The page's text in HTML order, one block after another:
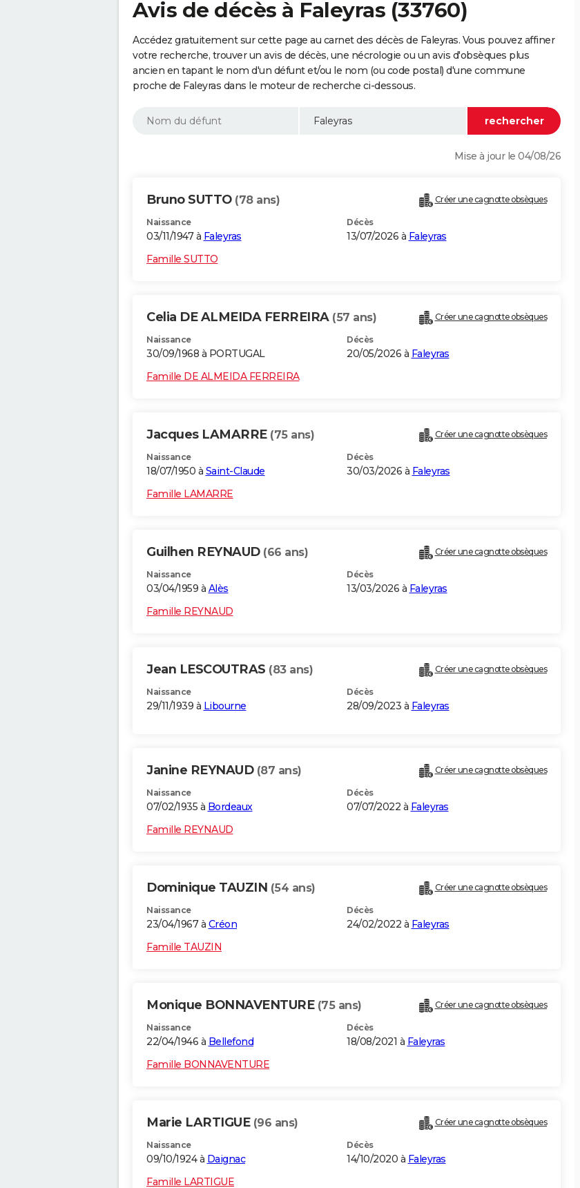
Avis de décès à Faleyras (33760)
Accédez gratuitement sur cette page au carnet des décès de Faleyras. Vous pouvez affiner
votre recherche, trouver un avis de décès, une nécrologie ou un avis d'obsèques plus
ancien en tapant le nom d'un défunt et/ou le nom (ou code postal) d'une commune
proche de Faleyras dans le moteur de recherche ci-dessous.
Mise à jour le 04/08/26
Bruno SUTTO (78 ans) Créer une cagnotte obsèques
Naissance
03/11/1947 à Faleyras
Décès
13/07/2026 à Faleyras
Famille SUTTO
Celia DE ALMEIDA FERREIRA (57 ans) Créer une cagnotte obsèques
Naissance
30/09/1968 à PORTUGAL
Décès
20/05/2026 à Faleyras
Famille DE ALMEIDA FERREIRA
Jacques LAMARRE (75 ans) Créer une cagnotte obsèques
Naissance
18/07/1950 à Saint-Claude
Décès
30/03/2026 à Faleyras
Famille LAMARRE
Guilhen REYNAUD (66 ans) Créer une cagnotte obsèques
Naissance
03/04/1959 à Alès
Décès
13/03/2026 à Faleyras
Famille REYNAUD
Jean LESCOUTRAS (83 ans) Créer une cagnotte obsèques
Naissance
29/11/1939 à Libourne
Décès
28/09/2023 à Faleyras
Janine REYNAUD (87 ans) Créer une cagnotte obsèques
Naissance
07/02/1935 à Bordeaux
Décès
07/07/2022 à Faleyras
Famille REYNAUD
Dominique TAUZIN (54 ans) Créer une cagnotte obsèques
Naissance
23/04/1967 à Créon
Décès
24/02/2022 à Faleyras
Famille TAUZIN
Monique BONNAVENTURE (75 ans) Créer une cagnotte obsèques
Naissance
22/04/1946 à Bellefond
Décès
18/08/2021 à Faleyras
Famille BONNAVENTURE
Marie LARTIGUE (96 ans) Créer une cagnotte obsèques
Naissance
09/10/1924 à Daignac
Décès
14/10/2020 à Faleyras
Famille LARTIGUE